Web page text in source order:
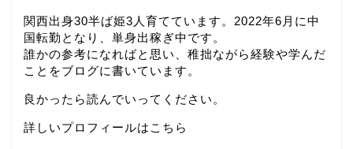
関西出身30半ば姫3人育てています。2022年6月に中
国転勤となり、単身出稼ぎ中です。
誰かの参考になればと思い、稚拙ながら経験や学んだ
ことをブログに書いています。
良かったら読んでいってください。
詳しいプロフィールはこちら